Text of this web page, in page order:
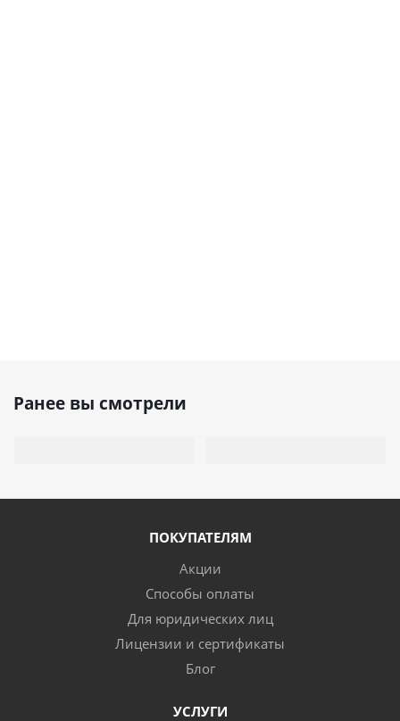
Ранее вы смотрели
ПОКУПАТЕЛЯМ
Акции
Способы оплаты
Для юридических лиц
Лицензии и сертификаты
Блог
УСЛУГИ